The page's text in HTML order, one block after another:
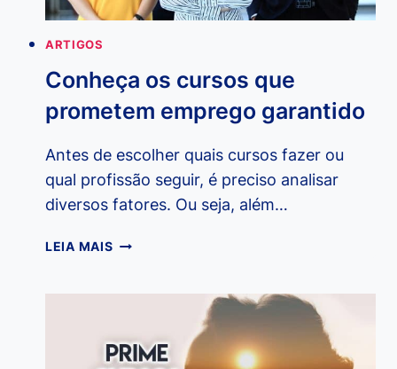
ARTIGOS
Conheça os cursos que
prometem emprego garantido
Antes de escolher quais cursos fazer ou
qual profissão seguir, é preciso analisar
diversos fatores. Ou seja, além…
LEIA MAISCONHEÇA
EMPREGO
GARANTIDO